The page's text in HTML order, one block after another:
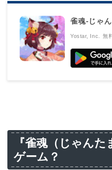
雀魂‐じゃ
Yostar, Inc. 無
『雀魂（じゃん
ゲーム？